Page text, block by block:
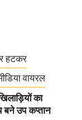
हटकर
वायरल
का
बने उप कप्तान